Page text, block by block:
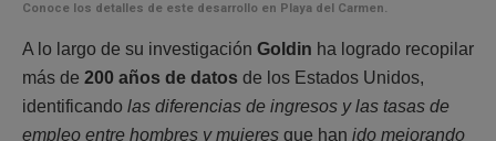
Conoce los detalles de este desarrollo en Playa del Carmen.
A lo largo de su investigación Goldin ha logrado recopilar
más de 200 años de datos de los Estados Unidos,
identificando las diferencias de ingresos y las tasas de
empleo entre hombres y mujeres que han ido mejorando